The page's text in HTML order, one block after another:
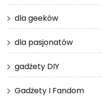
dla geeków
dla pasjonatów
gadżety DIY
Gadżety I Fandom